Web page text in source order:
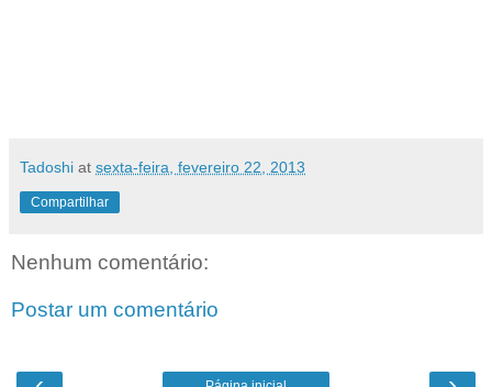
Tadoshi at sexta-feira, fevereiro 22, 2013
Compartilhar
Nenhum comentário:
Postar um comentário